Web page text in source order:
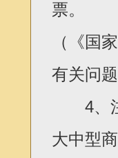
票。
（《国
有关问
4、注
大中型